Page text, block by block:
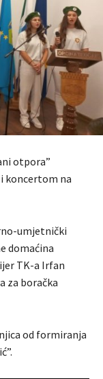
otpora”
koncertom na
umjetnički
domaćina
TK-a Irfan
za boračka
od formiranja